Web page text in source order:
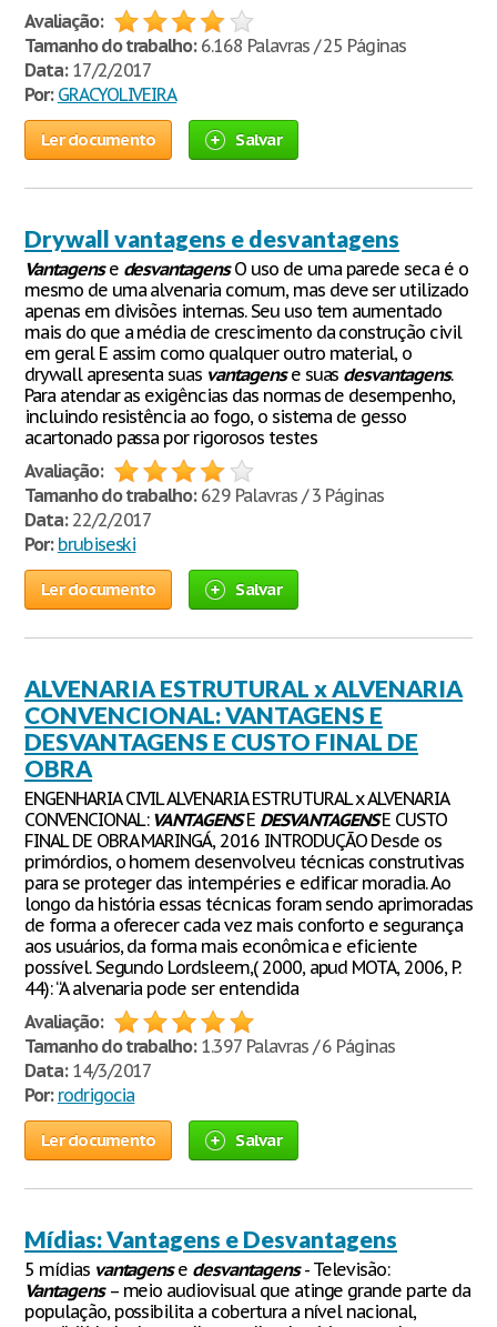
Avaliação:
Tamanho do trabalho:6.168 Palavras / 25 Páginas
Data:17/2/2017
Por: GRACYOLIVEIRA
Ler documento Salvar
Drywall vantagens e desvantagens
Vantagense desvantagensO uso de uma parede seca é o
mesmo de uma alvenaria comum, mas deve ser utilizado
apenas em divisões internas. Seu uso tem aumentado
mais do que a média de crescimento da construção civil
em geral E assim como qualquer outro material, o
drywall apresenta suas vantagense suas desvantagens.
Para atendar as exigências das normas de desempenho,
incluindo resistência ao fogo, o sistema de gesso
acartonado passa por rigorosos testes
Avaliação:
Tamanho do trabalho:629 Palavras / 3 Páginas
Data:22/2/2017
Por: brubiseski
Ler documento Salvar
ALVENARIA ESTRUTURAL x ALVENARIA
CONVENCIONAL: VANTAGENS E
DESVANTAGENS E CUSTO FINAL DE
OBRA
ENGENHARIA CIVIL ALVENARIA ESTRUTURAL x ALVENARIA
CONVENCIONAL: VANTAGENSE DESVANTAGENSE CUSTO
FINAL DE OBRA MARINGÁ, 2016 INTRODUÇÃO Desde os
primórdios, o homem desenvolveu técnicas construtivas
para se proteger das intempéries e edificar moradia. Ao
longo da história essas técnicas foram sendo aprimoradas
de forma a oferecer cada vez mais conforto e segurança
aos usuários, da forma mais econômica e eficiente
possível. Segundo Lordsleem,( 2000, apud MOTA, 2006, P.
44): “A alvenaria pode ser entendida
Avaliação:
Tamanho do trabalho:1.397 Palavras / 6 Páginas
Data:14/3/2017
Por: rodrigocia
Ler documento Salvar
Mídias: Vantagens e Desvantagens
5 mídias vantagense desvantagens- Televisão:
Vantagens– meio audiovisual que atinge grande parte da
população, possibilita a cobertura a nível nacional,